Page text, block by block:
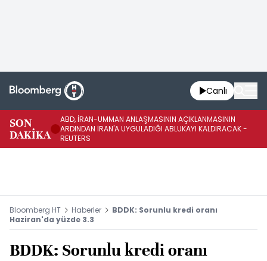
Canlı
SON
DAKİKA
ABD, İRAN-UMMAN ANLAŞMASININ AÇIKLANMASININ
ARDINDAN İRAN'A UYGULADIĞI ABLUKAYI KALDIRACAK -
REUTERS
Bloomberg HT Haberler
BDDK: Sorunlu kredi oranı
Haziran'da yüzde 3.3
BDDK: Sorunlu kredi oranı